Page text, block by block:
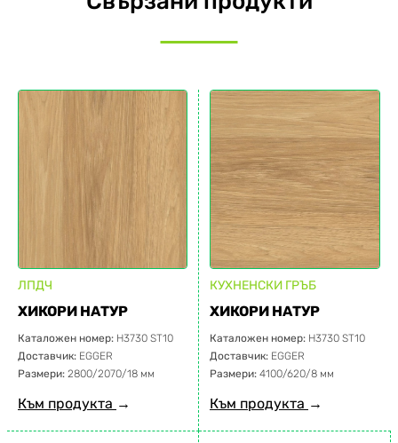
ЛПДЧ
ХИКОРИ НАТУР
Каталожен номер: H3730 ST10
Доставчик: EGGER
Размери: 2800/2070/18 мм
Към продукта →
КУХНЕНСКИ ГРЪБ
ХИКОРИ НАТУР
Каталожен номер: H3730 ST10
Доставчик: EGGER
Размери: 4100/620/8 мм
Към продукта →